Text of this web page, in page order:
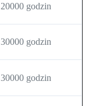
20000 godzin
30000 godzin
30000 godzin